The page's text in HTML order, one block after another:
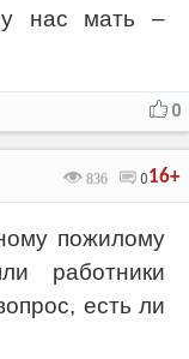
нас мать –
0
16+
836 0
пожилому
работники
есть ли